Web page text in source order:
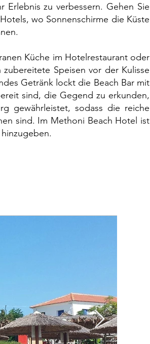
zu verbessern. Gehen Sie
wo Sonnenschirme die Küste
Küche im Hotelrestaurant oder
Speisen vor der Kulisse
Getränk lockt die Beach Bar mit
sind, die Gegend zu erkunden,
gewährleistet, sodass die reiche
sind. Im Methoni Beach Hotel ist